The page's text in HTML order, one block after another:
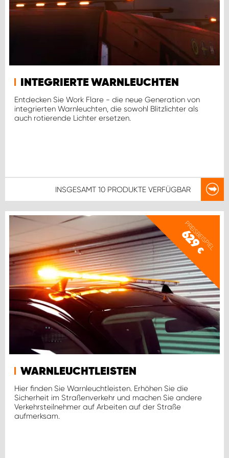
INTEGRIERTE WARNLEUCHTEN
Entdecken Sie Work Flare - die neue Generation von
integrierten Warnleuchten, die sowohl Blitzlichter als
auch rotierende Lichter ersetzen.
INSGESAMT 10 PRODUKTE VERFÜGBAR
PREISBEISPIEL
629
€
WARNLEUCHTLEISTEN
Hier finden Sie Warnleuchtleisten. Erhöhen Sie die
Sicherheit im Straßenverkehr und machen Sie andere
Verkehrsteilnehmer auf Arbeiten auf der Straße
aufmerksam.